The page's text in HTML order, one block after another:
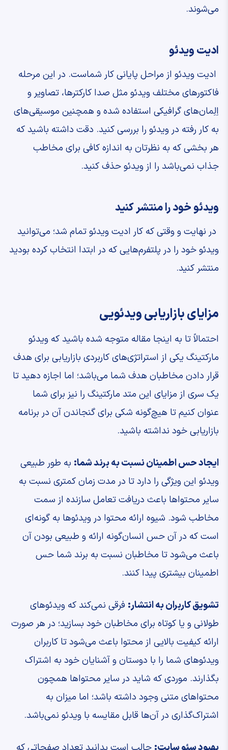
می‌شوند.
ادیت ویدئو
ادیت ویدئو از مراحل پایانی کار شماست. در این مرحله
فاکتورهای مختلف ویدئو مثل صدا کارکترها، تصاویر و
اِلِمان‌های گرافیکی استفاده شده و همچنین موسیقی‌های
به کار رفته در ویدئو را بررسی کنید. دقت داشته باشید که
هر بخشی که به نظرتان به اندازه کافی برای مخاطب
جذاب نمی‌باشد را از ویدئو حذف کنید.
ویدئو خود را منتشر کنید
در نهایت و وقتی که کار ادیت ویدئو تمام شد؛ می‌توانید
ویدئو خود را در پلتفرم‌هایی که در ابتدا انتخاب کرده بودید
منتشر کنید.
مزایای بازاریابی ویدئویی
احتمالاً تا به اینجا مقاله متوجه شده باشید که ویدئو
مارکتینگ یکی از استراتژی‌های کاربردی بازاریابی برای هدف
قرار دادن مخاطبان هدف شما می‌باشد؛ اما اجازه دهید تا
یک سری از مزایای این متد مارکتینگ را نیز برای شما
عنوان کنیم تا هیچ‌گونه شکی برای گنجاندن آن در برنامه
بازاریابی خود نداشته باشید.
ایجاد حس اطمینان نسبت به برند شما:به طور طبیعی
ویدئو این ویژگی را دارد تا در مدت زمان کمتری نسبت به
سایر محتواها باعث دریافت تعامل سازنده از سمت
مخاطب شود. شیوه ارائه محتوا در ویدئوها به گونه‌ای
‌است که در آن حس انسان‌گونه ارائه و طبیعی بودن آن
باعث می‌شود تا مخاطبان نسبت به برند شما حس
اطمینان بیشتری پیدا کنند.
تشویق کاربران به انتشار:فرقی نمی‌کند که ویدئوهای
طولانی و یا کوتاه برای مخاطبان خود بسازید؛ در هر صورت
ارائه کیفیت بالایی از محتوا باعث می‌شود تا کاربران
ویدئوهای شما را با دوستان و آشنایان خود به اشتراک
بگذارند. موردی که شاید در سایر محتواها همچون
محتواهای متنی وجود داشته باشد؛ اما میزان به
اشتراک‌گذاری در آن‌ها قابل مقایسه با ویدئو نمی‌باشد.